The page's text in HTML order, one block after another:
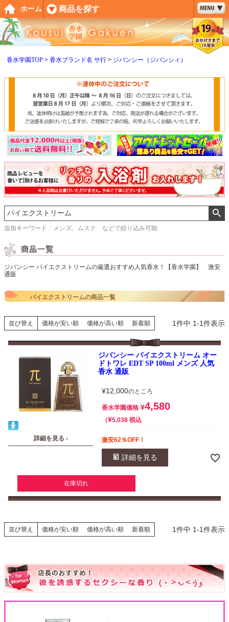
香水学園TOP 香水ブランド名 サ行 ジバンシー（ジバンシィ）
追加キーワード メンズ、ムスク などで絞り込み可能
ジバンシー パイエクストリームの厳選おすすめ人気香水！【香水学園】 激安
通販
パイエクストリームの商品一覧
並び替え 価格が安い順 価格が高い順 新着順 1件中 1-1件表示
詳細を見る ›
ジバンシー パイエクストリーム オー
ドトワレ EDT SP 100ml メンズ 人気
香水 通販
¥12,000のところ
香水学園価格 ¥4,580
¥5,038 税込
激安62％OFF！
詳細を見る
在庫切れ
並び替え 価格が安い順 価格が高い順 新着順 1件中 1-1件表示
ペー
ジト
ップ
へ
ホーム 商品を探す